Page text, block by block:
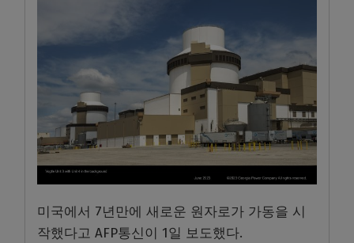
미국에서 7년만에 새로운 원자로가 가동을 시
작했다고 AFP통신이 1일 보도했다.